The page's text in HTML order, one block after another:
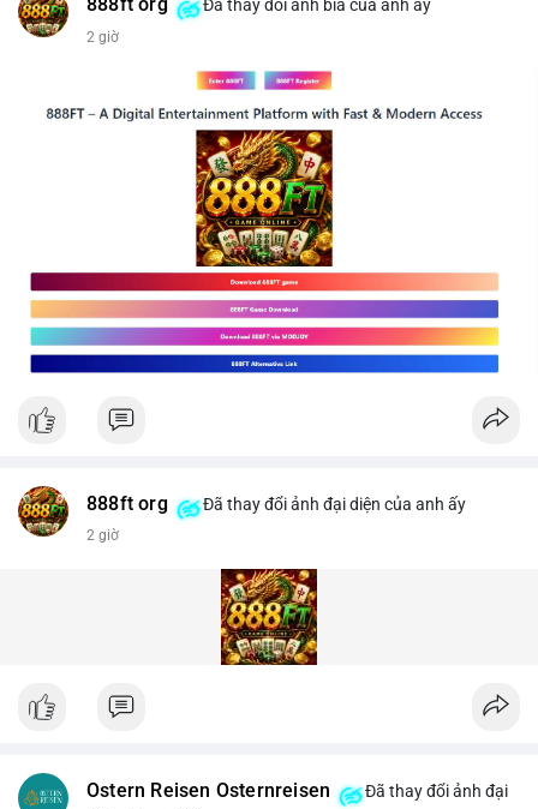
888ft org Đã thay đổi ảnh bìa của anh ấy
2 giờ
888ft org Đã thay đổi ảnh đại diện của anh ấy
2 giờ
Ostern Reisen Osternreisen
Đã thay đổi ảnh đại